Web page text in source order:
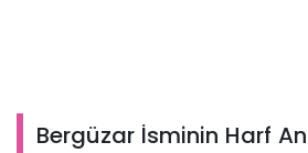
Bergüzar İsminin Harf